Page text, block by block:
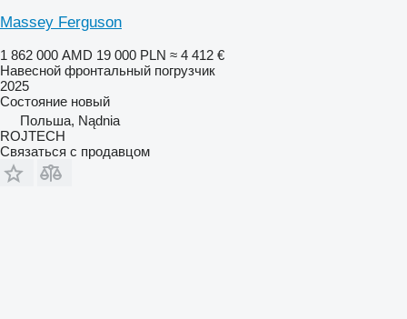
Massey Ferguson
1 862 000 AMD 19 000 PLN ≈ 4 412 €
Навесной фронтальный погрузчик
2025
Состояние новый
Польша, Nądnia
ROJTECH
Связаться с продавцом